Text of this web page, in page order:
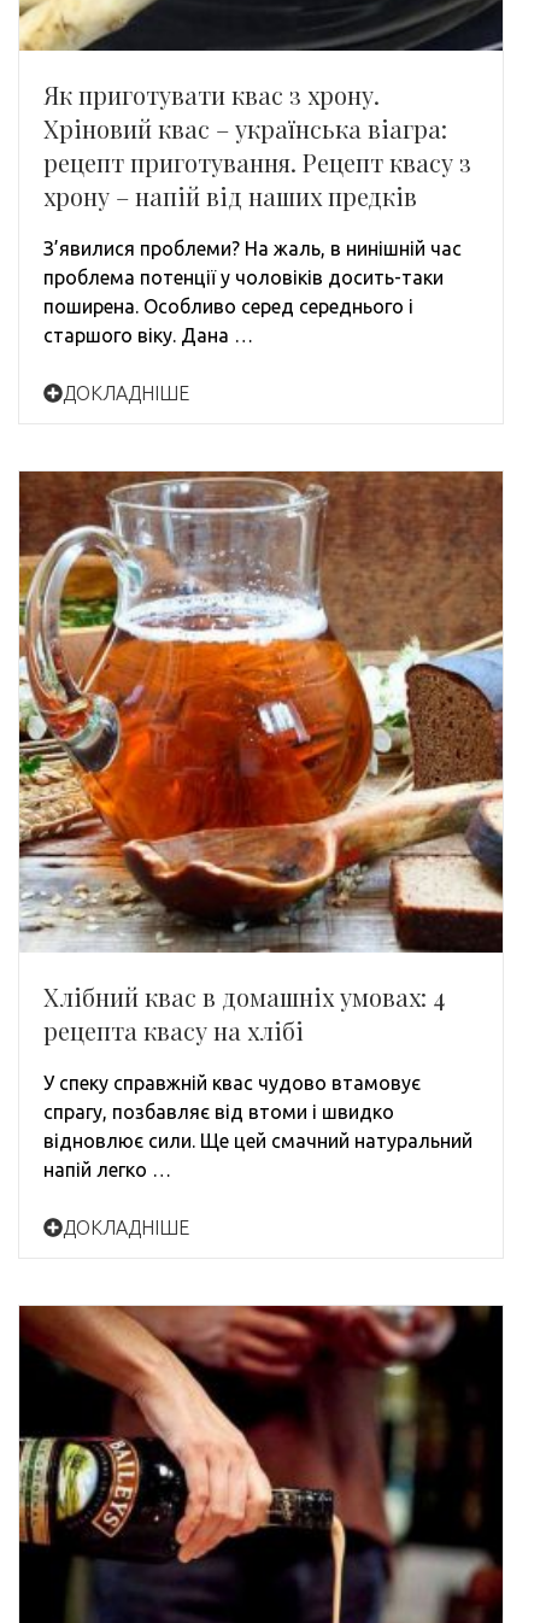
Як приготувати квас з хрону.
Хріновий квас – українська віагра:
рецепт приготування. Рецепт квасу з
хрону – напій від наших предків
З’явилися проблеми? На жаль, в нинішній час
проблема потенції у чоловіків досить-таки
поширена. Особливо серед середнього і
старшого віку. Дана …
ДОКЛАДНІШЕ
Хлібний квас в домашніх умовах: 4
рецепта квасу на хлібі
У спеку справжній квас чудово втамовує
спрагу, позбавляє від втоми і швидко
відновлює сили. Ще цей смачний натуральний
напій легко …
ДОКЛАДНІШЕ